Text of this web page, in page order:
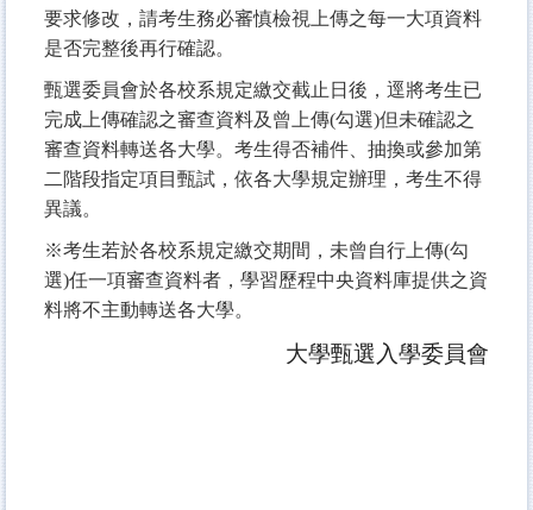
要求修改，請考生務必審慎檢視上傳之每一大項資料
是否完整後再行確認。
甄選委員會於各校系規定繳交截止日後，逕將考生已
完成上傳確認之審查資料及曾上傳(勾選)但未確認之
審查資料轉送各大學。考生得否補件、抽換或參加第
二階段指定項目甄試，依各大學規定辦理，考生不得
異議。
※考生若於各校系規定繳交期間，未曾自行上傳(勾
選)任一項審查資料者，學習歷程中央資料庫提供之資
料將不主動轉送各大學。
大學甄選入學委員會